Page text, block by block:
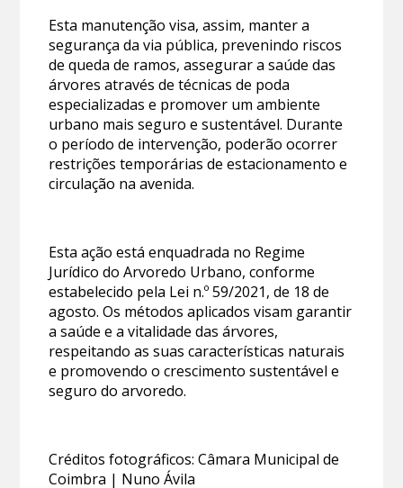
Esta manutenção visa, assim, manter a
segurança da via pública, prevenindo riscos
de queda de ramos, assegurar a saúde das
árvores através de técnicas de poda
especializadas e promover um ambiente
urbano mais seguro e sustentável. Durante
o período de intervenção, poderão ocorrer
restrições temporárias de estacionamento e
circulação na avenida.
Esta ação está enquadrada no Regime
Jurídico do Arvoredo Urbano, conforme
estabelecido pela Lei n.º 59/2021, de 18 de
agosto. Os métodos aplicados visam garantir
a saúde e a vitalidade das árvores,
respeitando as suas características naturais
e promovendo o crescimento sustentável e
seguro do arvoredo.
Créditos fotográficos: Câmara Municipal de
Coimbra | Nuno Ávila